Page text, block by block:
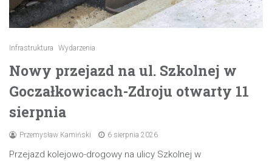
Infrastruktura Wydarzenia
Nowy przejazd na ul. Szkolnej w
Goczałkowicach-Zdroju otwarty 11
sierpnia
Przemysław Kamiński 6 sierpnia 2026
Przejazd kolejowo-drogowy na ulicy Szkolnej w